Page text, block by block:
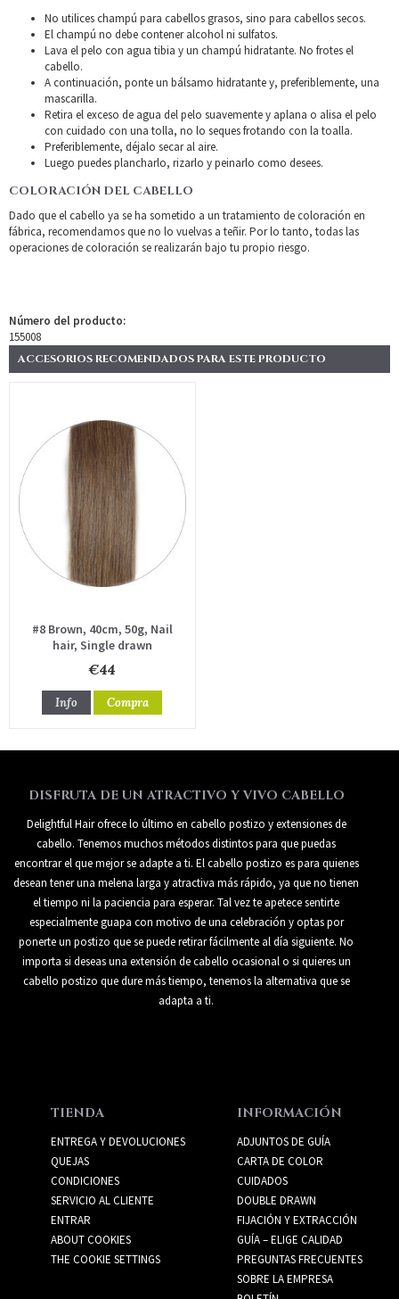
No utilices champú para cabellos grasos, sino para cabellos secos.
El champú no debe contener alcohol ni sulfatos.
Lava el pelo con agua tibia y un champú hidratante. No frotes el
cabello.
A continuación, ponte un bálsamo hidratante y, preferiblemente, una
mascarilla.
Retira el exceso de agua del pelo suavemente y aplana o alisa el pelo
con cuidado con una tolla, no lo seques frotando con la toalla.
Preferiblemente, déjalo secar al aire.
Luego puedes plancharlo, rizarlo y peinarlo como desees.
COLORACIÓN DEL CABELLO
Dado que el cabello ya se ha sometido a un tratamiento de coloración en
fábrica, recomendamos que no lo vuelvas a teñir. Por lo tanto, todas las
operaciones de coloración se realizarán bajo tu propio riesgo.
Número del producto:
155008
ACCESORIOS RECOMENDADOS PARA ESTE PRODUCTO
#8 Brown, 40cm, 50g, Nail
hair, Single drawn
€44
Info Compra
DISFRUTA DE UN ATRACTIVO Y VIVO CABELLO
Delightful Hair ofrece lo último en cabello postizo y extensiones de
cabello. Tenemos muchos métodos distintos para que puedas
encontrar el que mejor se adapte a ti. El cabello postizo es para quienes
desean tener una melena larga y atractiva más rápido, ya que no tienen
el tiempo ni la paciencia para esperar. Tal vez te apetece sentirte
especialmente guapa con motivo de una celebración y optas por
ponerte un postizo que se puede retirar fácilmente al día siguiente. No
importa si deseas una extensión de cabello ocasional o si quieres un
cabello postizo que dure más tiempo, tenemos la alternativa que se
adapta a ti.
TIENDA
ENTREGA Y DEVOLUCIONES
QUEJAS
CONDICIONES
SERVICIO AL CLIENTE
ENTRAR
ABOUT COOKIES
THE COOKIE SETTINGS
INFORMACIÓN
ADJUNTOS DE GUÍA
CARTA DE COLOR
CUIDADOS
DOUBLE DRAWN
FIJACIÓN Y EXTRACCIÓN
GUÍA – ELIGE CALIDAD
PREGUNTAS FRECUENTES
SOBRE LA EMPRESA